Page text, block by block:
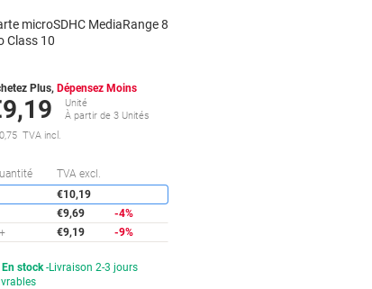
microSDHC MediaRange 8
Class 10
Plus, Dépensez Moins
Unité
À partir de 3 Unités
TVA incl.
TVA excl.
€10,19
€9,69
-4%
€9,19 -9%
En stock Livraison 2-3 jours